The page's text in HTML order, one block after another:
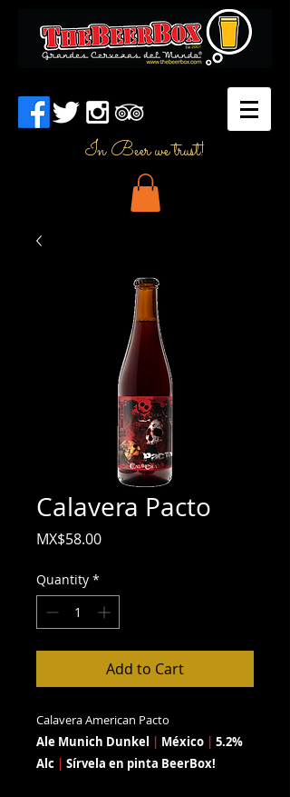
In Beer we trust!
Calavera Pacto
MX$58.00Price
Quantity *
Add to Cart
Calavera American Pacto
Ale Munich Dunkel | México | 5.2%
Alc | Sírvela en pinta BeerBox!